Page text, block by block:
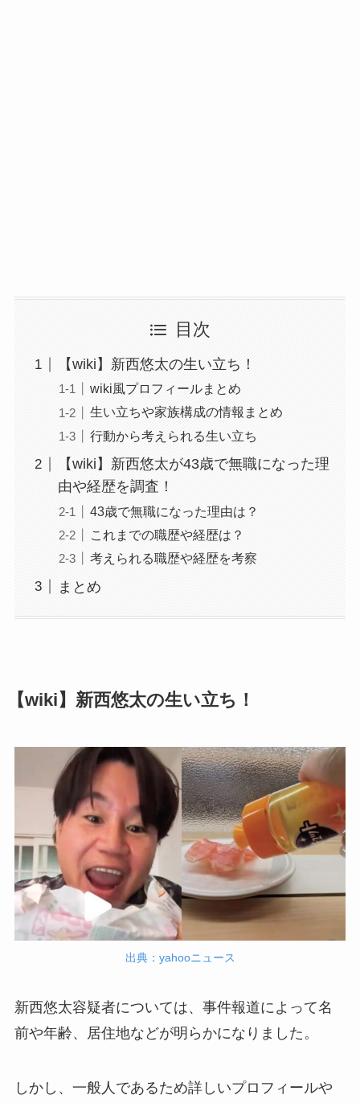
目次
【wiki】新西悠太の生い立ち！
wiki風プロフィールまとめ
生い立ちや家族構成の情報まとめ
行動から考えられる生い立ち
【wiki】新西悠太が43歳で無職になった理
由や経歴を調査！
43歳で無職になった理由は？
これまでの職歴や経歴は？
考えられる職歴や経歴を考察
まとめ
【wiki】新西悠太の生い立ち！
出典：yahooニュース
新西悠太容疑者については、事件報道によって名
前や年齢、居住地などが明らかになりました。
しかし、一般人であるため詳しいプロフィールや